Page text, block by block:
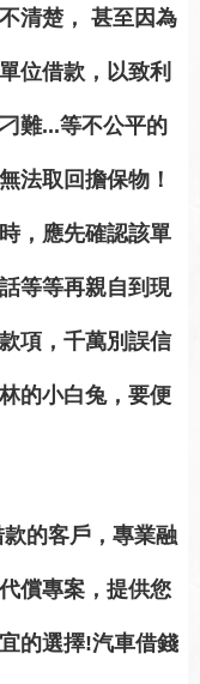
清楚， 甚至因為
位借款，以致利
難...等不公平的
法取回擔保物！
，應先確認該單
等等再親自到現
項，千萬別誤信
的小白兔，要便
的客戶，專業融
償專案，提供您
的選擇!汽車借錢